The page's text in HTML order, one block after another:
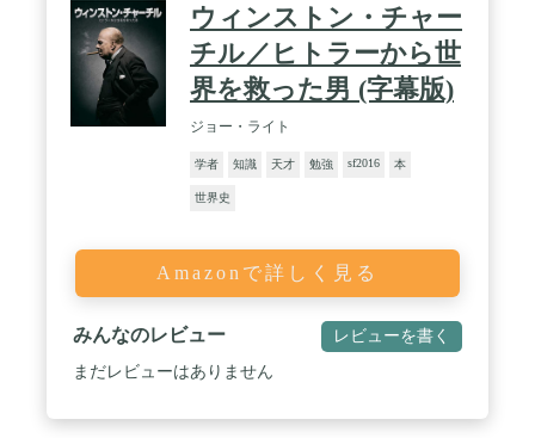
ウィンストン・チャー
チル／ヒトラーから世
界を救った男 (字幕版)
ジョー・ライト
学者 知識 天才 勉強 sf2016 本
世界史
Amazonで詳しく見る
みんなのレビュー レビューを書く
まだレビューはありません